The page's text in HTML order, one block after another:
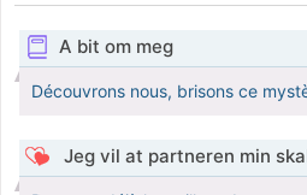
A bit om meg
Découvrons nous, brisons ce
Jeg vil at partneren min